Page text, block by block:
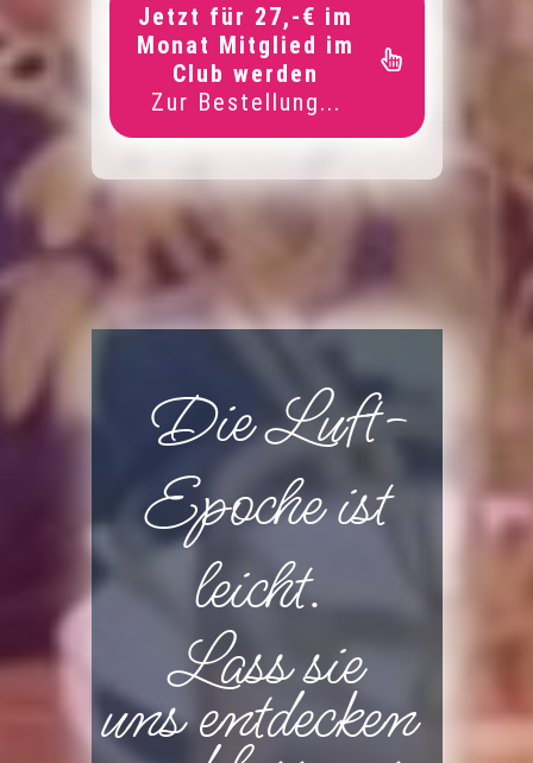
Jetzt für 27,-€ im
Monat Mitglied im
Club werden
Zur Bestellung...
Die Luft-
Epoche ist
leicht.
Lass sie
unsentdecken